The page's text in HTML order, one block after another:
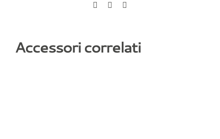
Accessori correlati